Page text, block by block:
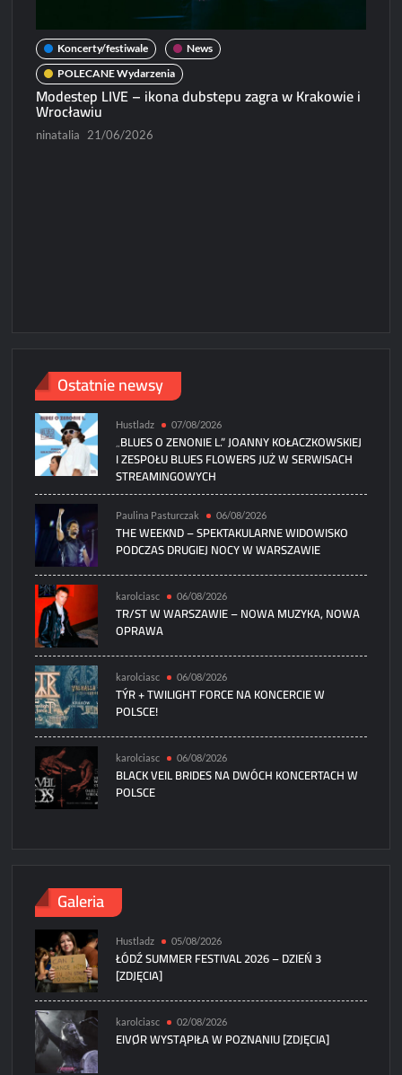
Koncerty/festiwale
News
POLECANE Wydarzenia
Modestep LIVE – ikona dubstepu zagra w Krakowie i
Wrocławiu
ninatalia 21/06/2026
Ostatnie newsy
Hustladz 07/08/2026
„BLUES O ZENONIE L.” JOANNY KOŁACZKOWSKIEJ
I ZESPOŁU BLUES FLOWERS JUŻ W SERWISACH
STREAMINGOWYCH
Paulina Pasturczak 06/08/2026
THE WEEKND – SPEKTAKULARNE WIDOWISKO
PODCZAS DRUGIEJ NOCY W WARSZAWIE
karolciasc 06/08/2026
TR/ST W WARSZAWIE – NOWA MUZYKA, NOWA
OPRAWA
karolciasc 06/08/2026
TÝR + TWILIGHT FORCE NA KONCERCIE W
POLSCE!
karolciasc 06/08/2026
BLACK VEIL BRIDES NA DWÓCH KONCERTACH W
POLSCE
Galeria
Hustladz 05/08/2026
ŁÓDŹ SUMMER FESTIVAL 2026 – DZIEŃ 3
[ZDJĘCIA]
karolciasc 02/08/2026
EIVØR WYSTĄPIŁA W POZNANIU [ZDJĘCIA]